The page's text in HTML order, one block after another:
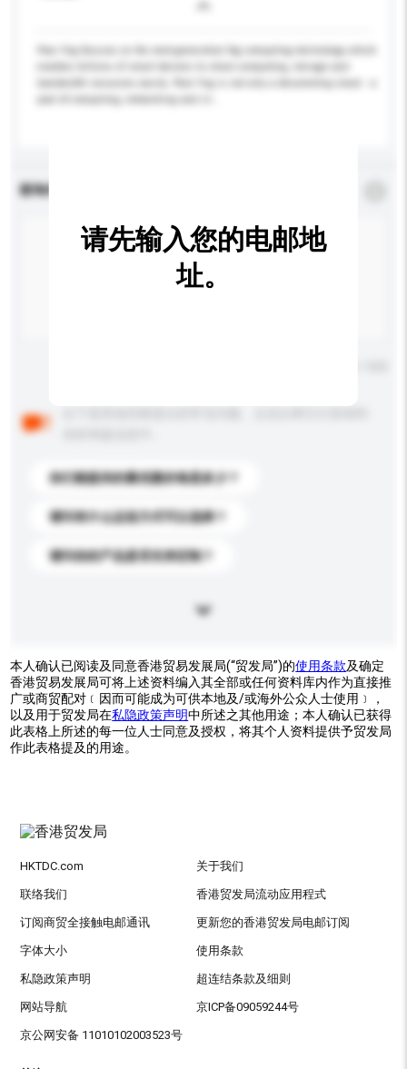
Pear Fog focuses on the next-generation fog computing technology which
enables billions of smart devices to share computing, storage and
查询内容
你们能提供的最优惠价格是多少？
请问有什么运送方式可以选择？
请问你的产品是否支持定制？
请先输入您的电邮地
址。
本人确认已阅读及同意香港贸易发展局(“贸发局”)的使用条款及确定
香港贸易发展局可将上述资料编入其全部或任何资料库内作为直接推
广或商贸配对﹝因而可能成为可供本地及/或海外公众人士使用﹞，
以及用于贸发局在私隐政策声明中所述之其他用途；本人确认已获得
此表格上所述的每一位人士同意及授权，将其个人资料提供予贸发局
作此表格提及的用途。
HKTDC.com 关于我们
联络我们 香港贸发局流动应用程式
订阅商贸全接触电邮通讯 更新您的香港贸发局电邮订阅
字体大小 使用条款
私隐政策声明 超连结条款及细则
网站导航 京ICP备09059244号
京公网安备 11010102003523号